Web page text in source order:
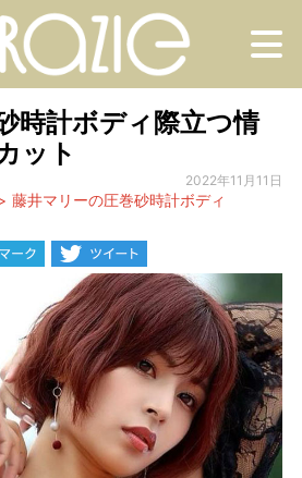
時計ボディ際立つ情
ット
2022年11月11日
藤井マリーの圧巻砂時計ボディ